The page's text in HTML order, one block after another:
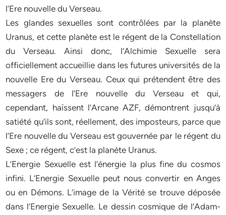
l’Ere nouvelle du Verseau.
Les glandes sexuelles sont contrôlées par la planète
Uranus, et cette planète est le régent de la Constellation
du Verseau. Ainsi donc, l’Alchimie Sexuelle sera
officiellement accueillie dans les futures universités de la
nouvelle Ere du Verseau. Ceux qui prétendent être des
messagers de l’Ere nouvelle du Verseau et qui,
cependant, haïssent l’Arcane AZF, démontrent jusqu’à
satiété qu’ils sont, réellement, des imposteurs, parce que
l’Ere nouvelle du Verseau est gouvernée par le régent du
Sexe ; ce régent, c’est la planète Uranus.
L’Energie Sexuelle est l’énergie la plus fine du cosmos
infini. L’Energie Sexuelle peut nous convertir en Anges
ou en Démons. L’image de la Vérité se trouve déposée
dans l’Energie Sexuelle. Le dessin cosmique de l’Adam-